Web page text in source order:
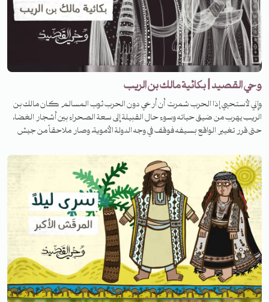
وحي القصيد | بكائية مالك بن الريب
وإني لأستحيي إذا الحرب شمرت أن أرخي دون الحرب ثوب المسالم كان مالك بن
الريب يهرب من ضيق حياته وسوء حال القبيلة إلى سعة الصحراء بين أشجار الغضا،
حتى قرر تغيير الواقع بسيفه فوقف في وجه الدولة الأموية، وصار ملاحقاً من جيش
لقائه سعيداً بن عثمان. استمعوا إلى الحلقة لتعرفوا قصته.